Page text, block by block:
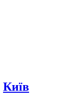
Київ